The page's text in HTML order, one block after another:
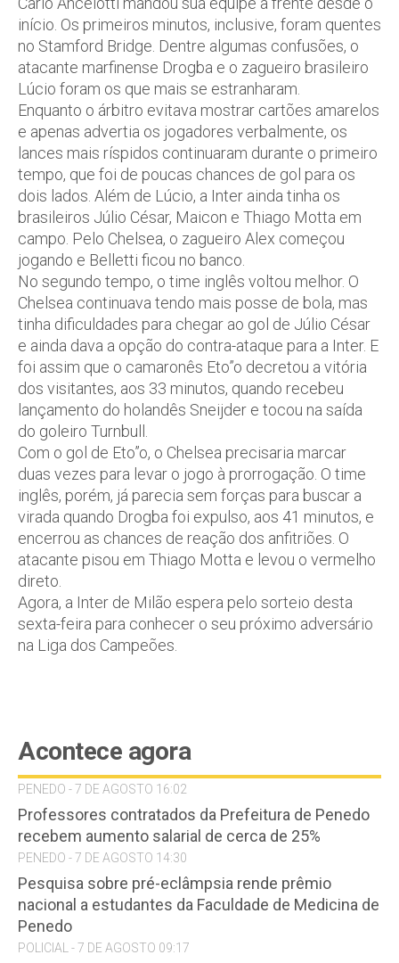
início. Os primeiros minutos, inclusive, foram quentes
no Stamford Bridge. Dentre algumas confusões, o
atacante marfinense Drogba e o zagueiro brasileiro
Lúcio foram os que mais se estranharam.
Enquanto o árbitro evitava mostrar cartões amarelos
e apenas advertia os jogadores verbalmente, os
lances mais ríspidos continuaram durante o primeiro
tempo, que foi de poucas chances de gol para os
dois lados. Além de Lúcio, a Inter ainda tinha os
brasileiros Júlio César, Maicon e Thiago Motta em
campo. Pelo Chelsea, o zagueiro Alex começou
jogando e Belletti ficou no banco.
No segundo tempo, o time inglês voltou melhor. O
Chelsea continuava tendo mais posse de bola, mas
tinha dificuldades para chegar ao gol de Júlio César
e ainda dava a opção do contra-ataque para a Inter. E
foi assim que o camaronês Eto”o decretou a vitória
dos visitantes, aos 33 minutos, quando recebeu
lançamento do holandês Sneijder e tocou na saída
do goleiro Turnbull.
Com o gol de Eto”o, o Chelsea precisaria marcar
duas vezes para levar o jogo à prorrogação. O time
inglês, porém, já parecia sem forças para buscar a
virada quando Drogba foi expulso, aos 41 minutos, e
encerrou as chances de reação dos anfitriões. O
atacante pisou em Thiago Motta e levou o vermelho
direto.
Agora, a Inter de Milão espera pelo sorteio desta
sexta-feira para conhecer o seu próximo adversário
na Liga dos Campeões.
Acontece agora
PENEDO - 7 DE AGOSTO 16:02
Professores contratados da Prefeitura de Penedo
recebem aumento salarial de cerca de 25%
PENEDO - 7 DE AGOSTO 14:30
Pesquisa sobre pré-eclâmpsia rende prêmio
nacional a estudantes da Faculdade de Medicina de
Penedo
POLICIAL - 7 DE AGOSTO 09:17